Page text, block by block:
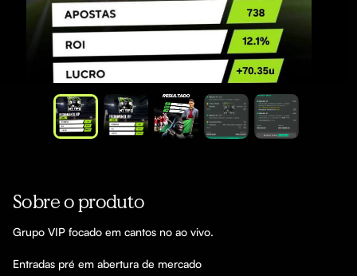
Sobre o produto
Grupo VIP focado em cantos no ao vivo.
Entradas pré em abertura de mercado